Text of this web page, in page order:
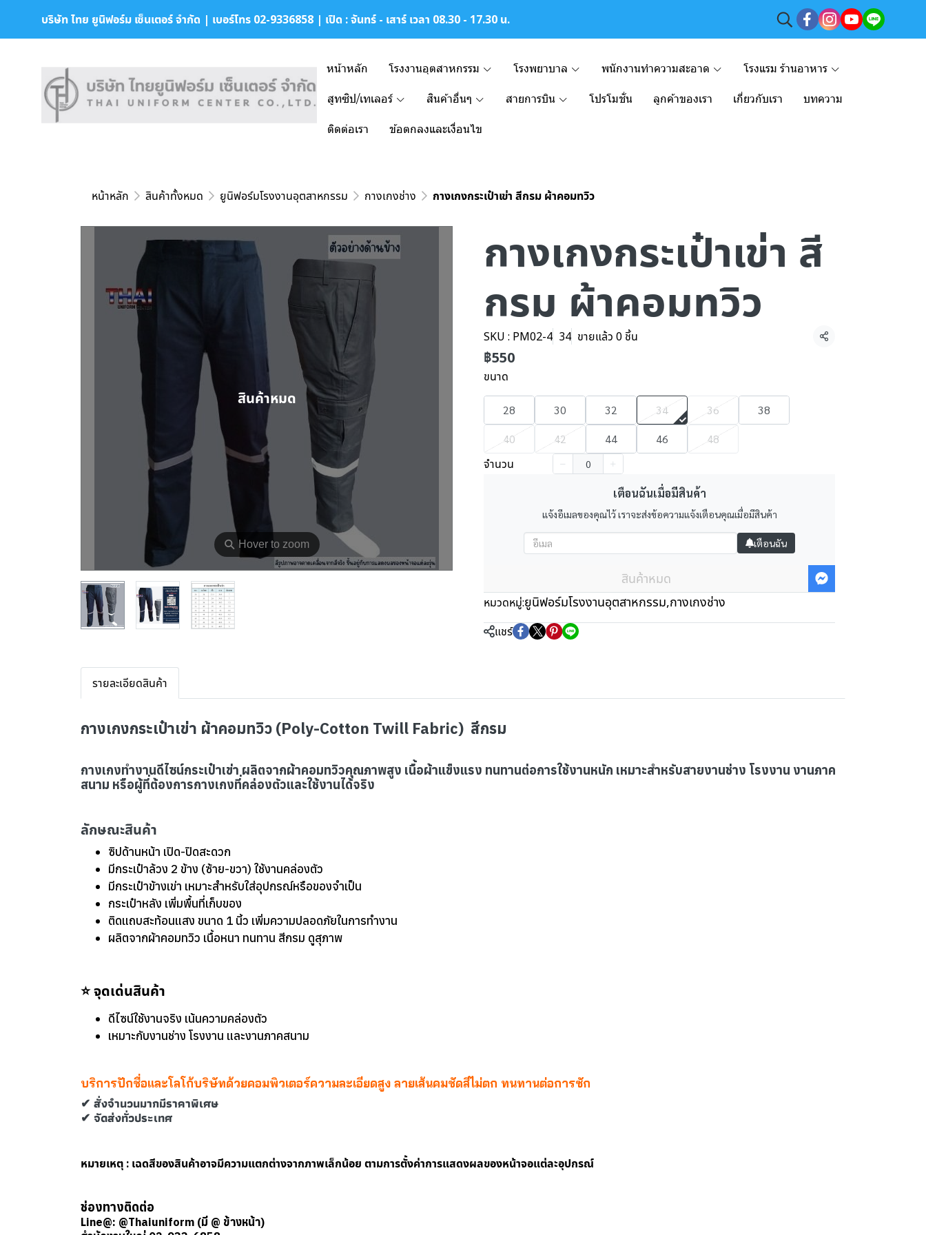
บริษัท ไทย ยูนิฟอร์ม เซ็นเตอร์ จำกัด | เบอร์โทร 02-9336858 | เปิด : จันทร์ - เสาร์ เวลา 08.30 - 17.30 น.
หน้าหลัก โรงงานอุตสาหกรรม โรงพยาบาล พนักงานทำความสะอาด โรงแรม ร้านอาหาร
สูทซิป/เทเลอร์ สินค้าอื่นๆ สายการบิน โปรโมชั่น ลูกค้าของเรา เกี่ยวกับเรา บทความ
ติดต่อเรา ข้อตกลงและเงื่อนไข
หน้าหลัก สินค้าทั้งหมด ยูนิฟอร์มโรงงานอุตสาหกรรม กางเกงช่าง กางเกงกระเป๋าเข่า สีกรม ผ้าคอมทวิว
⚲Hover to zoom
สินค้าหมด
กางเกงกระเป๋าเข่า สี
กรม ผ้าคอมทวิว
SKU : PM02-4 34 ขายแล้ว 0 ชิ้น แชร์
฿550
ขนาด
28 30 32 34 36
38
40
42 44 46 48
จำนวน
เตือนฉันเมื่อมีสินค้า
แจ้งอีเมลของคุณไว้ เราจะส่งข้อความแจ้งเตือนคุณเมื่อมีสินค้า
เตือนฉัน
สินค้าหมด
หมวดหมู่:ยูนิฟอร์มโรงงานอุตสาหกรรม,กางเกงช่าง
แชร์
รายละเอียดสินค้า
กางเกงกระเป๋าเข่า ผ้าคอมทวิว (Poly-Cotton Twill Fabric) สีกรม
กางเกงทำงานดีไซน์กระเป๋าเข่า ผลิตจากผ้าคอมทวิวคุณภาพสูง เนื้อผ้าแข็งแรง ทนทานต่อการใช้งานหนัก เหมาะสำหรับสายงานช่าง โรงงาน งานภาค
สนาม หรือผู้ที่ต้องการกางเกงที่คล่องตัวและใช้งานได้จริง
ลักษณะสินค้า
ซิปด้านหน้า เปิด-ปิดสะดวก
มีกระเป๋าล้วง 2 ข้าง (ซ้าย-ขวา) ใช้งานคล่องตัว
มีกระเป๋าข้างเข่า เหมาะสำหรับใส่อุปกรณ์หรือของจำเป็น
กระเป๋าหลัง เพิ่มพื้นที่เก็บของ
ติดแถบสะท้อนแสง ขนาด 1 นิ้ว เพิ่มความปลอดภัยในการทำงาน
ผลิตจากผ้าคอมทวิว เนื้อหนา ทนทาน สีกรม ดูสุภาพ
⭐ จุดเด่นสินค้า
ดีไซน์ใช้งานจริง เน้นความคล่องตัว
เหมาะกับงานช่าง โรงงาน และงานภาคสนาม
บริการปักชื่อและโลโก้บริษัทด้วยคอมพิวเตอร์ความละเอียดสูง ลายเส้นคมชัดสีไม่ตก ทนทานต่อการซัก
✔ สั่งจำนวนมากมีราคาพิเศษ
✔ จัดส่งทั่วประเทศ
หมายเหตุ : เฉดสีของสินค้าอาจมีความแตกต่างจากภาพเล็กน้อย ตามการตั้งค่าการแสดงผลของหน้าจอแต่ละอุปกรณ์
ช่องทางติดต่อ
Line@: @Thaiuniform (มี @ ข้างหน้า)